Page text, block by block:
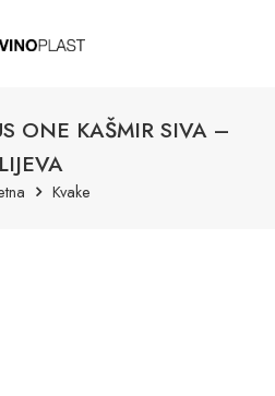
ONE KAŠMIR SIVA –
LIJEVA
Kvake